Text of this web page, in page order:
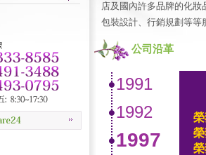
店及國內許多品牌的化
包裝設計、行銷規劃等等
公司沿革
1991
1992
1997